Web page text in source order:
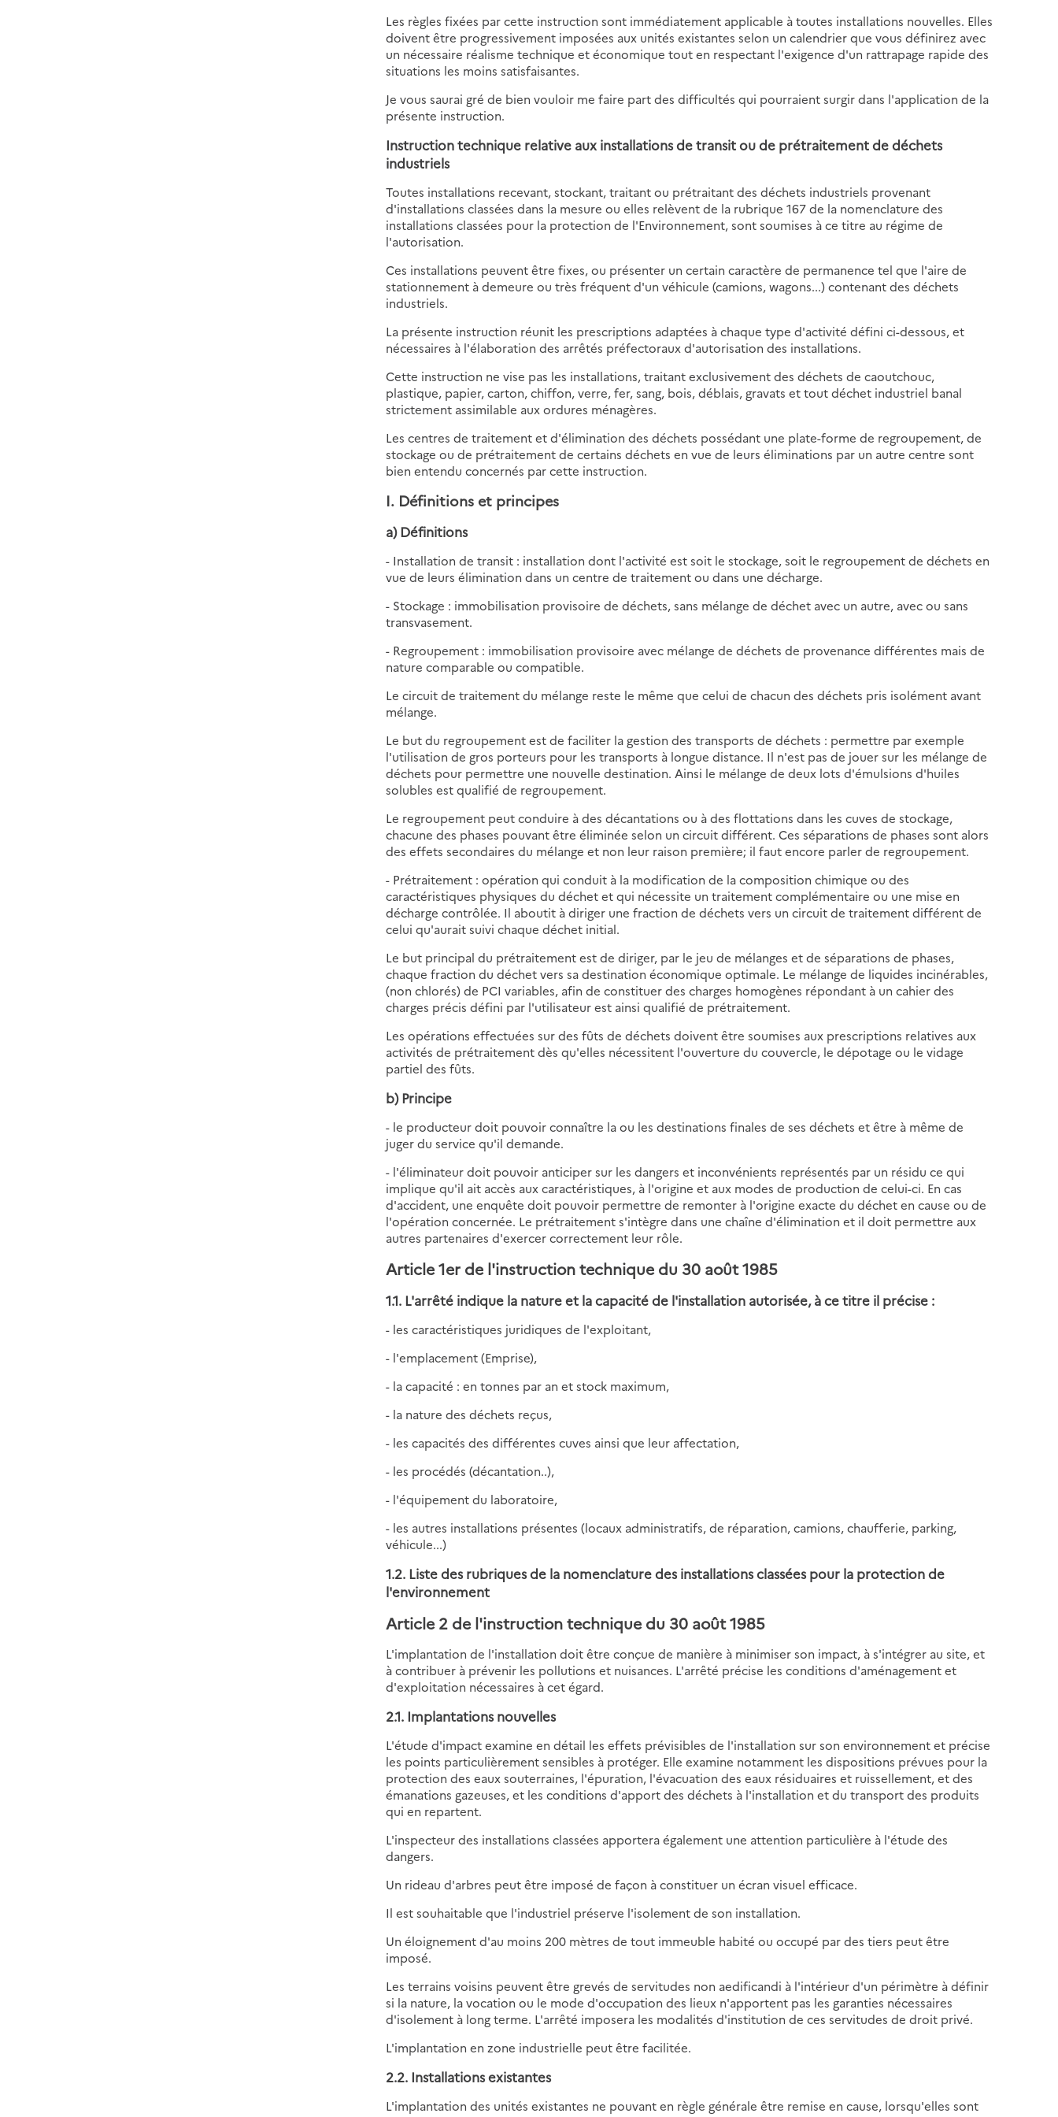
Les règles fixées par cette instruction sont immédiatement applicable à toutes installations nouvelles. Elles
doivent être progressivement imposées aux unités existantes selon un calendrier que vous définirez avec
un nécessaire réalisme technique et économique tout en respectant l'exigence d'un rattrapage rapide des
situations les moins satisfaisantes.
Je vous saurai gré de bien vouloir me faire part des difficultés qui pourraient surgir dans l'application de la
présente instruction.
Instruction technique relative aux installations de transit ou de prétraitement de déchets
industriels
Toutes installations recevant, stockant, traitant ou prétraitant des déchets industriels provenant
d'installations classées dans la mesure ou elles relèvent de la rubrique 167 de la nomenclature des
installations classées pour la protection de l'Environnement, sont soumises à ce titre au régime de
l'autorisation.
Ces installations peuvent être fixes, ou présenter un certain caractère de permanence tel que l'aire de
stationnement à demeure ou très fréquent d'un véhicule (camions, wagons...) contenant des déchets
industriels.
La présente instruction réunit les prescriptions adaptées à chaque type d'activité défini ci-dessous, et
nécessaires à l'élaboration des arrêtés préfectoraux d'autorisation des installations.
Cette instruction ne vise pas les installations, traitant exclusivement des déchets de caoutchouc,
plastique, papier, carton, chiffon, verre, fer, sang, bois, déblais, gravats et tout déchet industriel banal
strictement assimilable aux ordures ménagères.
Les centres de traitement et d'élimination des déchets possédant une plate-forme de regroupement, de
stockage ou de prétraitement de certains déchets en vue de leurs éliminations par un autre centre sont
bien entendu concernés par cette instruction.
I. Définitions et principes
a) Définitions
- Installation de transit : installation dont l'activité est soit le stockage, soit le regroupement de déchets en
vue de leurs élimination dans un centre de traitement ou dans une décharge.
- Stockage : immobilisation provisoire de déchets, sans mélange de déchet avec un autre, avec ou sans
transvasement.
- Regroupement : immobilisation provisoire avec mélange de déchets de provenance différentes mais de
nature comparable ou compatible.
Le circuit de traitement du mélange reste le même que celui de chacun des déchets pris isolément avant
mélange.
Le but du regroupement est de faciliter la gestion des transports de déchets : permettre par exemple
l'utilisation de gros porteurs pour les transports à longue distance. Il n'est pas de jouer sur les mélange de
déchets pour permettre une nouvelle destination. Ainsi le mélange de deux lots d'émulsions d'huiles
solubles est qualifié de regroupement.
Le regroupement peut conduire à des décantations ou à des flottations dans les cuves de stockage,
chacune des phases pouvant être éliminée selon un circuit différent. Ces séparations de phases sont alors
des effets secondaires du mélange et non leur raison première; il faut encore parler de regroupement.
- Prétraitement : opération qui conduit à la modification de la composition chimique ou des
caractéristiques physiques du déchet et qui nécessite un traitement complémentaire ou une mise en
décharge contrôlée. Il aboutit à diriger une fraction de déchets vers un circuit de traitement différent de
celui qu'aurait suivi chaque déchet initial.
Le but principal du prétraitement est de diriger, par le jeu de mélanges et de séparations de phases,
chaque fraction du déchet vers sa destination économique optimale. Le mélange de liquides incinérables,
(non chlorés) de PCI variables, afin de constituer des charges homogènes répondant à un cahier des
charges précis défini par l'utilisateur est ainsi qualifié de prétraitement.
Les opérations effectuées sur des fûts de déchets doivent être soumises aux prescriptions relatives aux
activités de prétraitement dès qu'elles nécessitent l'ouverture du couvercle, le dépotage ou le vidage
partiel des fûts.
b) Principe
- le producteur doit pouvoir connaître la ou les destinations finales de ses déchets et être à même de
juger du service qu'il demande.
- l'éliminateur doit pouvoir anticiper sur les dangers et inconvénients représentés par un résidu ce qui
implique qu'il ait accès aux caractéristiques, à l'origine et aux modes de production de celui-ci. En cas
d'accident, une enquête doit pouvoir permettre de remonter à l'origine exacte du déchet en cause ou de
l'opération concernée. Le prétraitement s'intègre dans une chaîne d'élimination et il doit permettre aux
autres partenaires d'exercer correctement leur rôle.
Article 1er de l'instruction technique du 30 août 1985
1.1. L'arrêté indique la nature et la capacité de l'installation autorisée, à ce titre il précise :
- les caractéristiques juridiques de l'exploitant,
- l'emplacement (Emprise),
- la capacité : en tonnes par an et stock maximum,
- la nature des déchets reçus,
- les capacités des différentes cuves ainsi que leur affectation,
- les procédés (décantation..),
- l'équipement du laboratoire,
- les autres installations présentes (locaux administratifs, de réparation, camions, chaufferie, parking,
véhicule...)
1.2. Liste des rubriques de la nomenclature des installations classées pour la protection de
l'environnement
Article 2 de l'instruction technique du 30 août 1985
L'implantation de l'installation doit être conçue de manière à minimiser son impact, à s'intégrer au site, et
à contribuer à prévenir les pollutions et nuisances. L'arrêté précise les conditions d'aménagement et
d'exploitation nécessaires à cet égard.
2.1. Implantations nouvelles
L'étude d'impact examine en détail les effets prévisibles de l'installation sur son environnement et précise
les points particulièrement sensibles à protéger. Elle examine notamment les dispositions prévues pour la
protection des eaux souterraines, l'épuration, l'évacuation des eaux résiduaires et ruissellement, et des
émanations gazeuses, et les conditions d'apport des déchets à l'installation et du transport des produits
qui en repartent.
L'inspecteur des installations classées apportera également une attention particulière à l'étude des
dangers.
Un rideau d'arbres peut être imposé de façon à constituer un écran visuel efficace.
Il est souhaitable que l'industriel préserve l'isolement de son installation.
Un éloignement d'au moins 200 mètres de tout immeuble habité ou occupé par des tiers peut être
imposé.
Les terrains voisins peuvent être grevés de servitudes non aedificandi à l'intérieur d'un périmètre à définir
si la nature, la vocation ou le mode d'occupation des lieux n'apportent pas les garanties nécessaires
d'isolement à long terme. L'arrêté imposera les modalités d'institution de ces servitudes de droit privé.
L'implantation en zone industrielle peut être facilitée.
2.2. Installations existantes
L'implantation des unités existantes ne pouvant en règle générale être remise en cause, lorsqu'elles sont